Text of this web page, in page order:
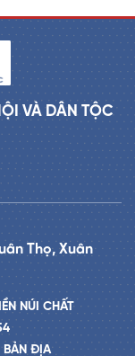
VÀ DÂN TỘC
Thọ, Xuân
NÚI CHẤT
BẢN ĐỊA